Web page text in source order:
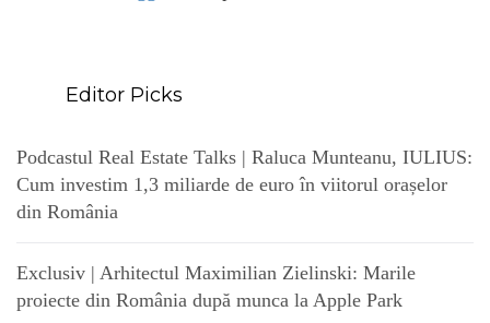
Editor Picks
Podcastul Real Estate Talks | Raluca Munteanu, IULIUS:
Cum investim 1,3 miliarde de euro în viitorul orașelor
din România
Exclusiv | Arhitectul Maximilian Zielinski: Marile
proiecte din România după munca la Apple Park